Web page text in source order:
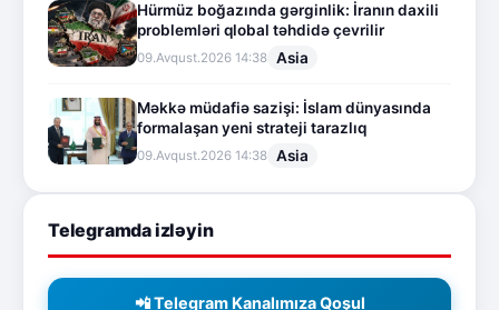
Hürmüz boğazında gərginlik: İranın daxili
problemləri qlobal təhdidə çevrilir
09.Avqust.2026 14:38 Asia
Məkkə müdafiə sazişi: İslam dünyasında
formalaşan yeni strateji tarazlıq
09.Avqust.2026 14:38 Asia
Telegramda izləyin
📲 Telegram Kanalımıza Qoşul